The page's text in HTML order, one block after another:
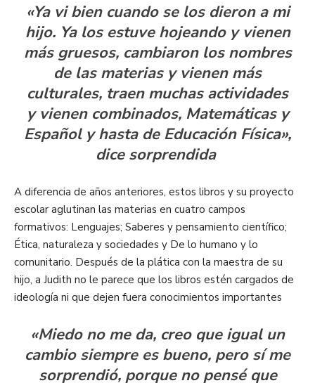
«Ya vi bien cuando se los dieron a mi
hijo. Ya los estuve hojeando y vienen
más gruesos, cambiaron los nombres
de las materias y vienen más
culturales, traen muchas actividades
y vienen combinados, Matemáticas y
Español y hasta de Educación Física»,
dice sorprendida
A diferencia de años anteriores, estos libros y su proyecto
escolar aglutinan las materias en cuatro campos
formativos: Lenguajes; Saberes y pensamiento científico;
Ética, naturaleza y sociedades y De lo humano y lo
comunitario. Después de la plática con la maestra de su
hijo, a Judith no le parece que los libros estén cargados de
ideología ni que dejen fuera conocimientos importantes
«Miedo no me da, creo que igual un
cambio siempre es bueno, pero sí me
sorprendió, porque no pensé que